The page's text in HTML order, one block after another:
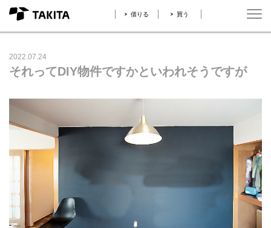
借りる 買う
2022.07.24
それってDIY物件ですかといわれそうですが